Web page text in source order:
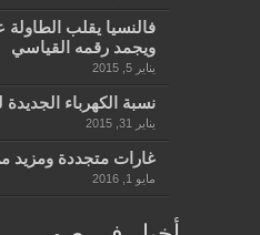
فالنسيا يقلب الطاولة
ويجمد رقمه القياسي
يناير 5, 2015
نسبة الكهرباء
يناير 31, 2015
غارات متجددة ومزيد
مايو 1, 2016